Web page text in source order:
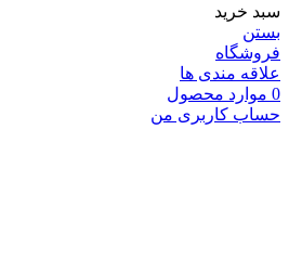
سبد خرید
بستن
فروشگاه
علاقه مندی ها
0 موارد محصول
حساب کاربری من